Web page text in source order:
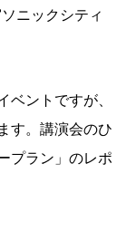
ニックシティ
ベントですが、
す。講演会のひ
プラン」のレポ